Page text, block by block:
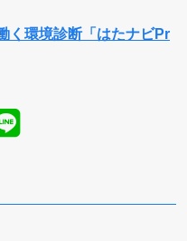
く環境診断「はたナビPr